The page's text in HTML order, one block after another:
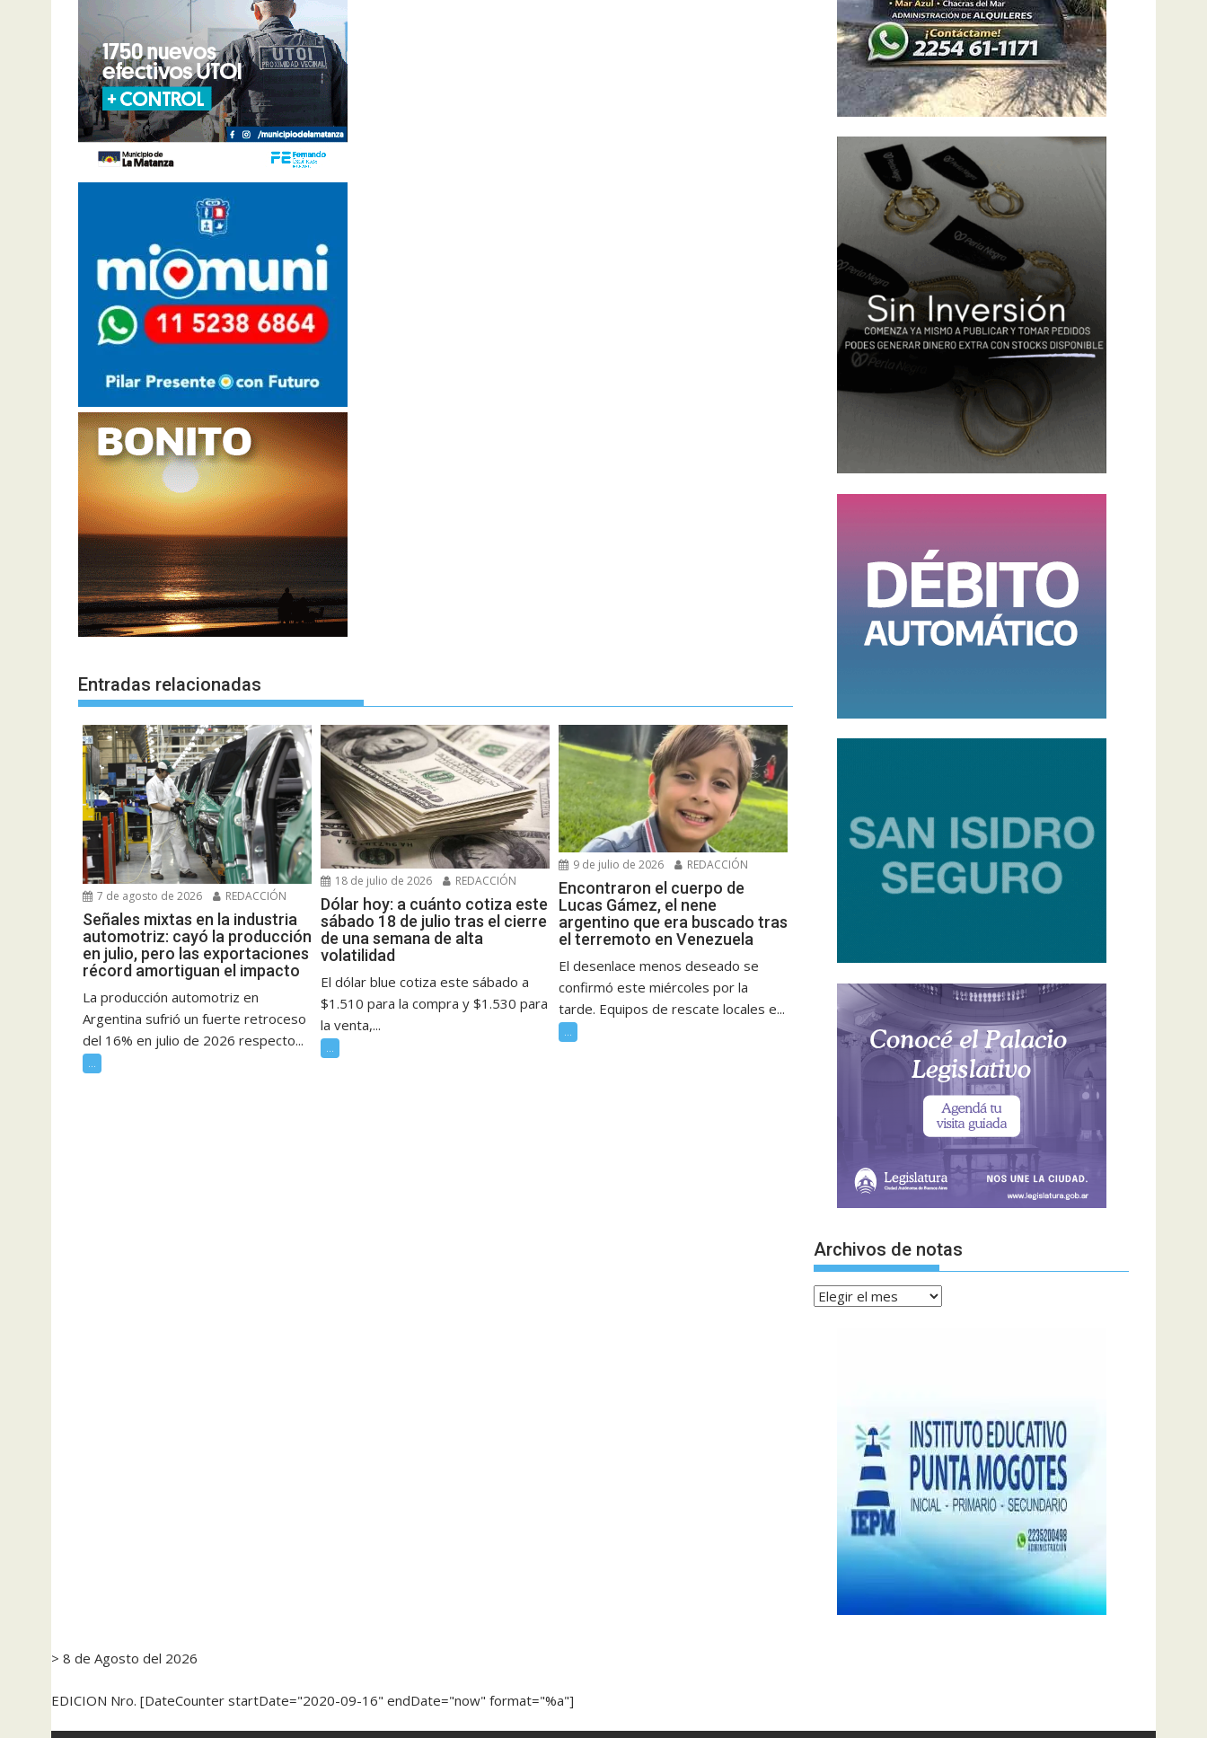
Entradas relacionadas
7 de agosto de 2026 REDACCIÓN
Señales mixtas en la industria
automotriz: cayó la producción
en julio, pero las exportaciones
récord amortiguan el impacto
La producción automotriz en
Argentina sufrió un fuerte retroceso
del 16% en julio de 2026 respecto...
18 de julio de 2026 REDACCIÓN
Dólar hoy: a cuánto cotiza este
sábado 18 de julio tras el cierre
de una semana de alta
volatilidad
El dólar blue cotiza este sábado a
$1.510 para la compra y $1.530 para
la venta,...
9 de julio de 2026 REDACCIÓN
Encontraron el cuerpo de
Lucas Gámez, el nene
argentino que era buscado tras
el terremoto en Venezuela
El desenlace menos deseado se
confirmó este miércoles por la
tarde. Equipos de rescate locales e...
...
Archivos de notas
Archivos
> 8 de Agosto del 2026
EDICION Nro. [DateCounter startDate="2020-09-16" endDate="now" format="%a"]